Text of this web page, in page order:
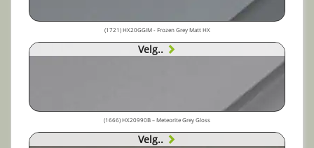
(1721) HX20GGIM - Frozen Grey Matt HX
Velg..
(1666) HX20990B – Meteorite Grey Gloss
Velg..